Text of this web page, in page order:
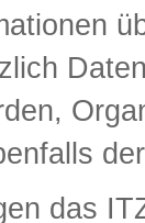
das